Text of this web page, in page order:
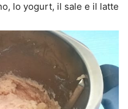
lo yogurt, il sale e il latte